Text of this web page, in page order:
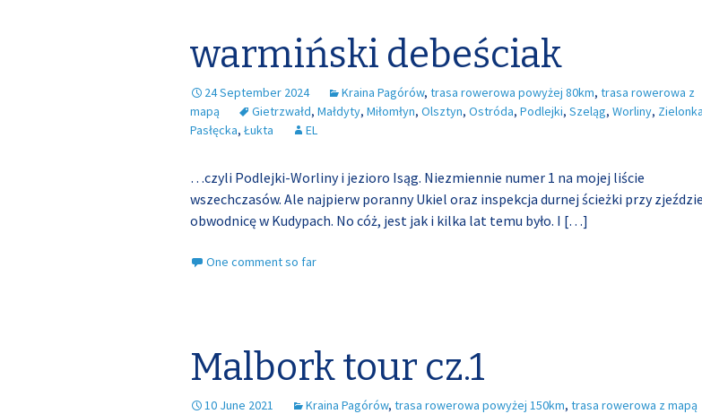
warmiński debeściak
24 September 2024 Kraina Pagórów, trasa rowerowa powyżej 80km, trasa rowerowa z
mapą
Gietrzwałd, Małdyty, Miłomłyn, Olsztyn, Ostróda, Podlejki, Szeląg, Worliny, Zielonka
Pasłęcka, Łukta EL
…czyli Podlejki-Worliny i jezioro Isąg. Niezmiennie numer 1 na mojej liście
wszechczasów. Ale najpierw poranny Ukiel oraz inspekcja durnej ścieżki przy
obwodnicę w Kudypach. No cóż, jest jak i kilka lat temu było. I […]
One comment so far
Malbork tour cz.1
10 June 2021 Kraina Pagórów, trasa rowerowa powyżej 150km, trasa rowerowa z mapą